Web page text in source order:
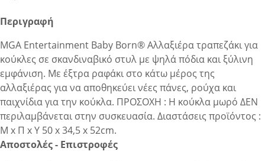
Περιγραφή
MGA Entertainment Baby Born® Αλλαξιέρα τραπεζάκι για
κούκλες σε σκανδιναβικό στυλ με ψηλά πόδια και ξύλινη
εμφάνιση. Με έξτρα ραφάκι στο κάτω μέρος της
αλλαξιέρας για να αποθηκεύει νέες πάνες, ρούχα και
παιχνίδια για την κούκλα. ΠΡΟΣΟΧΗ : Η κούκλα μωρό ΔΕΝ
περιλαμβάνεται στην συσκευασία. Διαστάσεις προϊόντος :
Μ x Π x Υ 50 x 34,5 x 52cm.
Αποστολές - Επιστροφές